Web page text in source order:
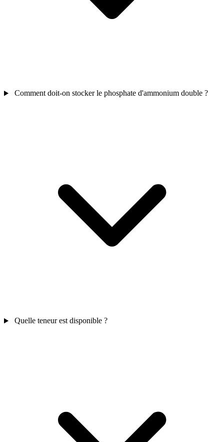
Comment doit-on stocker le phosphate d'ammonium double ?
Quelle teneur est disponible ?